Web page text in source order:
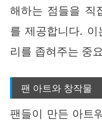
해하는 점들을 직
를 제공합니다.
리를 좁혀주는 중
팬 아트와 창작물
팬들이 만든 아트